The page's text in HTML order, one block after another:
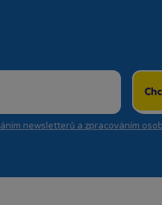
newsletterů a zpracováním